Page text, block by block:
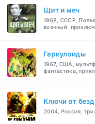
Щит и меч
1968, СССР,
военный,
Геркулоиды
1967, США,
фантастика,
Ключи от
2004, Россия,